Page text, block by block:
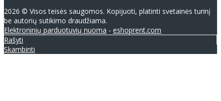
2026 © Visos teisės saugomos. Kopijuoti, platinti svetainės turinį
be autorių sutikimo draudžiama.
Elektroninių parduotuvių nuoma - eshoprent.com
Rašyti
Skambinti